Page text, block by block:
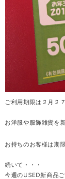
ご利用期限は２月２
お洋服や服飾雑貨を
お持ちのお客様は期
続いて・・・
今週のUSED新商品